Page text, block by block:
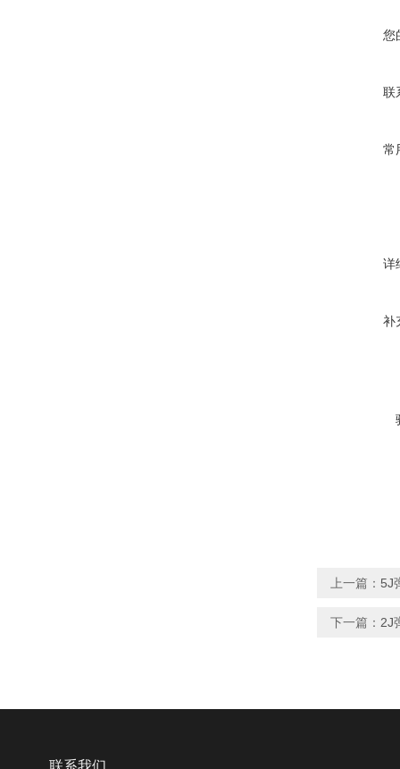
您
联
常
详
补
上一篇： 5J
下一篇： 2J
联系我们